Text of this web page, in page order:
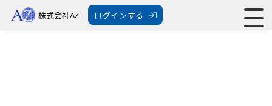
株式会社AZ ログインする